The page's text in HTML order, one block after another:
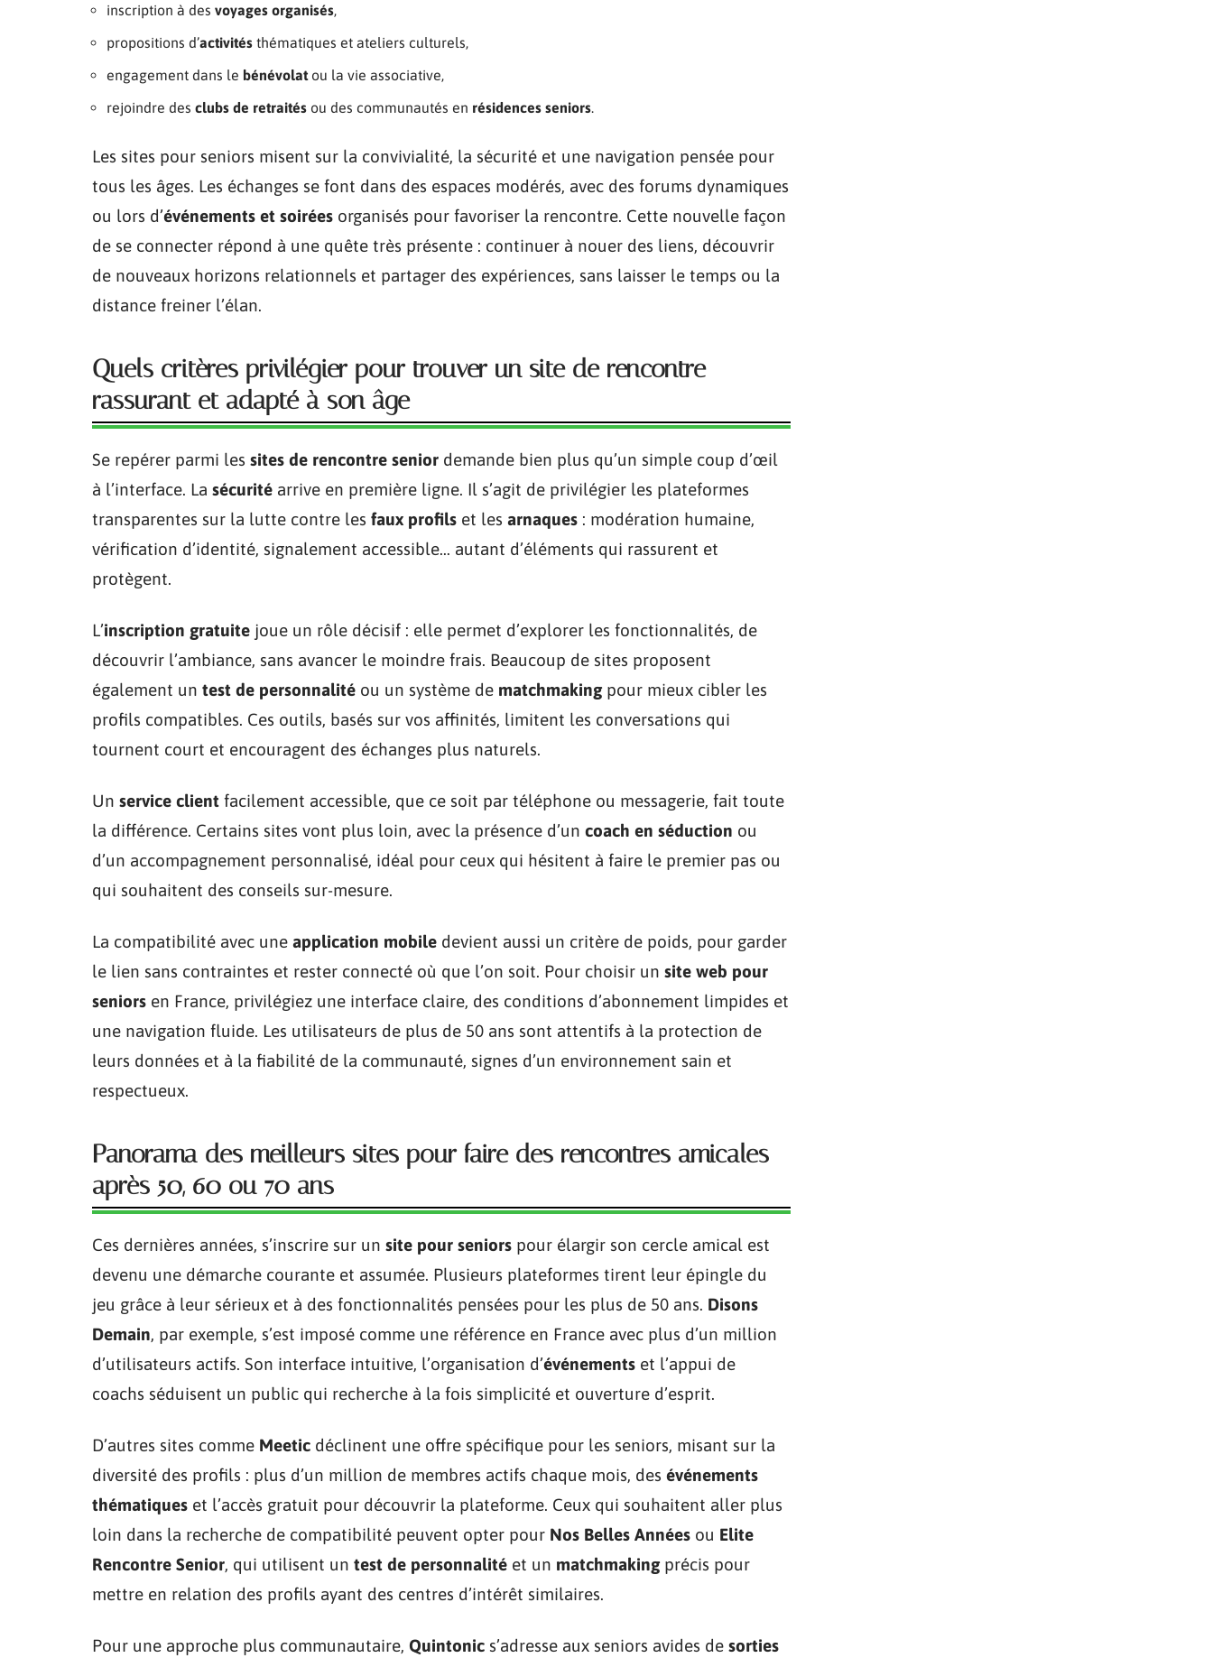
inscription à des voyages organisés
propositions d’activités thématiques et ateliers culturels,
engagement dans le bénévolat ou la vie associative,
rejoindre des clubs de retraités ou des communautés en résidences seniors
Les sites pour seniors misent sur la convivialité, la sécurité et une navigation pensée pour
tous les âges. Les échanges se font dans des espaces modérés, avec des forums dynamiques
ou lors d’événements et soirées organisés pour favoriser la rencontre. Cette nouvelle façon
de se connecter répond à une quête très présente : continuer à nouer des liens, découvrir
de nouveaux horizons relationnels et partager des expériences, sans laisser le temps ou la
distance freiner l’élan.
Quels critères privilégier pour trouver un site de rencontre
rassurant et adapté à son âge
Se repérer parmi les sites de rencontre senior demande bien plus qu’un simple coup d’œil
à l’interface. La sécurité arrive en première ligne. Il s’agit de privilégier les plateformes
transparentes sur la lutte contre les faux profils et les arnaques : modération humaine,
vérification d’identité, signalement accessible… autant d’éléments qui rassurent et
protègent.
L’inscription gratuite joue un rôle décisif : elle permet d’explorer les fonctionnalités, de
découvrir l’ambiance, sans avancer le moindre frais. Beaucoup de sites proposent
également un test de personnalité ou un système de matchmakingpour mieux cibler les
profils compatibles. Ces outils, basés sur vos affinités, limitent les conversations qui
tournent court et encouragent des échanges plus naturels.
Un service client facilement accessible, que ce soit par téléphone ou messagerie, fait toute
la différence. Certains sites vont plus loin, avec la présence d’un coach en séduction ou
d’un accompagnement personnalisé, idéal pour ceux qui hésitent à faire le premier pas ou
qui souhaitent des conseils sur-mesure.
La compatibilité avec une application mobile devient aussi un critère de poids, pour garder
le lien sans contraintes et rester connecté où que l’on soit. Pour choisir un site web pour
seniors en France, privilégiez une interface claire, des conditions d’abonnement limpides et
une navigation fluide. Les utilisateurs de plus de 50 ans sont attentifs à la protection de
leurs données et à la fiabilité de la communauté, signes d’un environnement sain et
respectueux.
Panorama des meilleurs sites pour faire des rencontres amicales
après 50, 60 ou 70 ans
Ces dernières années, s’inscrire sur un site pour seniors pour élargir son cercle amical est
devenu une démarche courante et assumée. Plusieurs plateformes tirent leur épingle du
jeu grâce à leur sérieux et à des fonctionnalités pensées pour les plus de 50 ans. Disons
Demain, par exemple, s’est imposé comme une référence en France avec plus d’un million
d’utilisateurs actifs. Son interface intuitive, l’organisation d’événements et l’appui de
coachs séduisent un public qui recherche à la fois simplicité et ouverture d’esprit.
D’autres sites comme Meetic déclinent une offre spécifique pour les seniors, misant sur la
diversité des profils : plus d’un million de membres actifs chaque mois, des événements
thématiques et l’accès gratuit pour découvrir la plateforme. Ceux qui souhaitent aller plus
loin dans la recherche de compatibilité peuvent opter pour Nos Belles Années ou Elite
Rencontre Senior, qui utilisent un test de personnalité et un matchmakingprécis pour
mettre en relation des profils ayant des centres d’intérêt similaires.
Pour une approche plus communautaire, Quintonic s’adresse aux seniors avides de sorties